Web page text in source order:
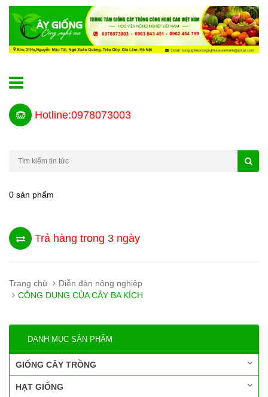
Hotline:0978073003
0 sản phẩm
Trả hàng trong 3 ngày
Trang chủ
Diễn đàn nông nghiệp
CÔNG DỤNG CỦA CÂY BA KÍCH
DANH MỤC SẢN PHẨM
GIỐNG CÂY TRỒNG
HẠT GIỐNG